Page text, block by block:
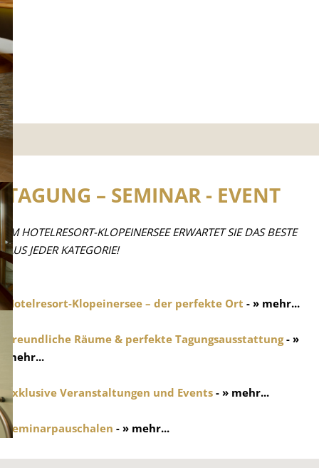
TAGUNG – SEMINAR - EVENT
IM HOTELRESORT-KLOPEINERSEE ERWARTET SIE DAS BESTE
AUS JEDER KATEGORIE!
Hotelresort-Klopeinersee – der perfekte Ort - » mehr...
Freundliche Räume & perfekte Tagungsausstattung- »
mehr...
Exklusive Veranstaltungen und Events- » mehr...
Seminarpauschalen - » mehr...